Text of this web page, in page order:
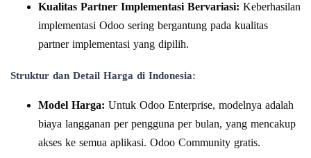
Kualitas Partner Implementasi Bervariasi: Keberhasilan
implementasi Odoo sering bergantung pada kualitas
partner implementasi yang dipilih.
Struktur dan Detail Harga di Indonesia:
Model Harga: Untuk Odoo Enterprise, modelnya adalah
biaya langganan per pengguna per bulan, yang mencakup
akses ke semua aplikasi. Odoo Community gratis.